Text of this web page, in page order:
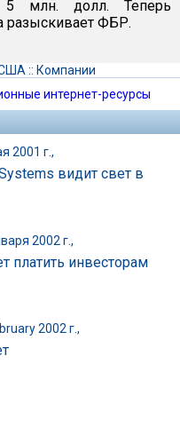
млн. долл. Теперь
разыскивает ФБР.
:: Компании
интернет-ресурсы
2001 г.,
видит свет в
2002 г.,
платить инвесторам
2002 г.,